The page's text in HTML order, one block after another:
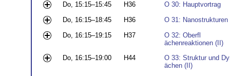
Do, 15:15–15:45
H36
O 30: Hauptvortrag
Do, 16:15–18:45
H36
O 31: Nanostrukturen
Do, 16:15–19:15
H37
O 32: Oberfl
ächenreaktionen (II)
Do, 16:15–19:00
H44
O 33: Struktur und
ächen (II)